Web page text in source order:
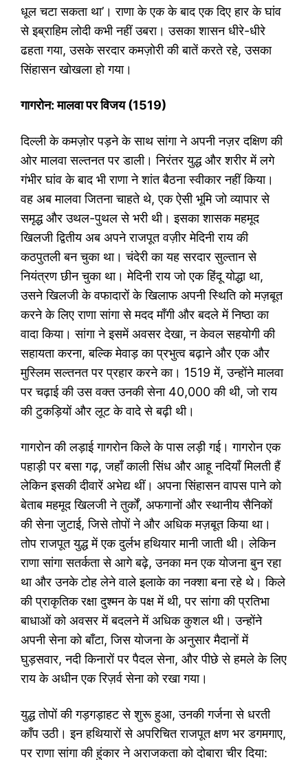
धूल चटा सकता था’। राणा के एक के बाद एक दिए हार के घांव
से इब्राहिम लोदी कभी नहीं उबरा। उसका शासन धीरे-धीरे
ढहता गया, उसके सरदार कमज़ोरी की बातें करते रहे, उसका
सिंहासन खोखला हो गया।
गागरोन: मालवा पर विजय (1519)
दिल्ली के कमज़ोर पड़ने के साथ सांगा ने अपनी नज़र दक्षिण की
ओर मालवा सल्तनत पर डाली। निरंतर युद्ध और शरीर में लगे
गंभीर घांव के बाद भी राणा ने शांत बैठना स्वीकार नहीं किया।
वह अब मालवा जितना चाहते थे, एक ऐसी भूमि जो व्यापार से
समृद्ध और उथल-पुथल से भरी थी। इसका शासक महमूद
खिलजी द्वितीय अब अपने राजपूत वज़ीर मेदिनी राय की
कठपुतली बन चुका था। चंदेरी का यह सरदार सुल्तान से
नियंत्रण छीन चुका था। मेदिनी राय जो एक हिंदू योद्धा था,
उसने खिलजी के वफादारों के खिलाफ अपनी स्थिति को मज़बूत
करने के लिए राणा सांगा से मदद माँगी और बदले में निष्ठा का
वादा किया। सांगा ने इसमें अवसर देखा, न केवल सहयोगी की
सहायता करना, बल्कि मेवाड़ का प्रभुत्व बढ़ाने और एक और
मुस्लिम सल्तनत पर प्रहार करने का। 1519 में, उन्होंने मालवा
पर चढ़ाई की उस वक्त उनकी सेना 40,000 की थी, जो राय
की टुकड़ियों और लूट के वादे से बढ़ी थी।
गागरोन की लड़ाई गागरोन किले के पास लड़ी गई। गागरोन एक
पहाड़ी पर बसा गढ़, जहाँ काली सिंध और आहू नदियाँ मिलती हैं
लेकिन इसकी दीवारें अभेद्य थीं। अपना सिंहासन वापस पाने को
बेताब महमूद खिलजी ने तुर्कों, अफगानों और स्थानीय सैनिकों
की सेना जुटाई, जिसे तोपों ने और अधिक मज़बूत किया था।
तोप राजपूत युद्ध में एक दुर्लभ हथियार मानी जाती थी। लेकिन
राणा सांगा सतर्कता से आगे बढ़े, उनका मन एक योजना बुन रहा
था और उनके टोह लेने वाले इलाके का नक्शा बना रहे थे। किले
की प्राकृतिक रक्षा दुश्मन के पक्ष में थी, पर सांगा की प्रतिभा
बाधाओं को अवसर में बदलने में अधिक कुशल थी। उन्होंने
अपनी सेना को बाँटा, जिस योजना के अनुसार मैदानों में
घुड़सवार, नदी किनारों पर पैदल सेना, और पीछे से हमले के लिए
राय के अधीन एक रिज़र्व सेना को रखा गया।
युद्ध तोपों की गड़गड़ाहट से शुरू हुआ, उनकी गर्जना से धरती
काँप उठी। इन हथियारों से अपरिचित राजपूत क्षण भर डगमगाए,
पर राणा सांगा की हुंकार ने अराजकता को दोबारा चीर दिया: